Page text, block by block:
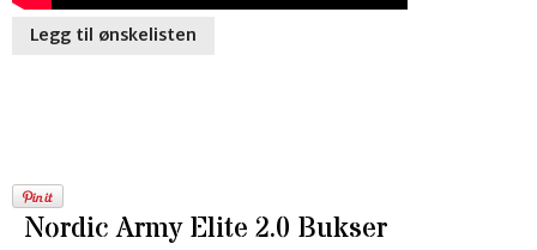
Legg til ønskelisten
Nordic Army Elite 2.0 Bukser